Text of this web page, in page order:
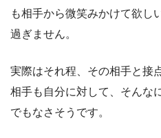
も相手から微笑みかけて欲し
過ぎません。
実際はそれ程、その相手と接
相手も自分に対して、そんな
でもなさそうです。